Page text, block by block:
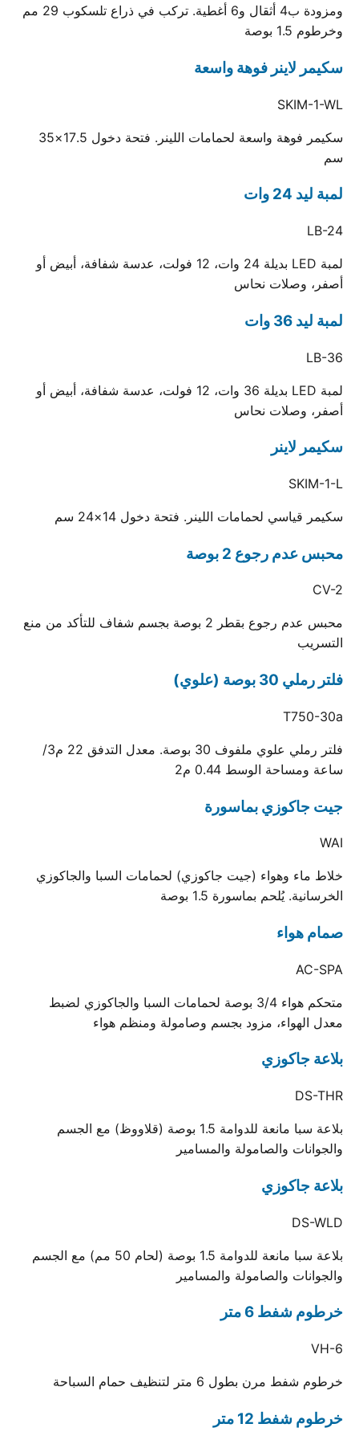
ومزودة ب4 أثقال و6 أغطية. تركب في ذراع تلسكوب 29 مم
وخرطوم 1.5 بوصة
سكيمر لاينر فوهة واسعة
SKIM-1-WL
سكيمر فوهة واسعة لحمامات اللينر. فتحة دخول 17.5×35
سم
لمبة ليد 24 وات
LB-24
لمبة LED بديلة 24 وات، 12 فولت، عدسة شفافة، أبيض أو
أصفر، وصلات نحاس
لمبة ليد 36 وات
LB-36
لمبة LED بديلة 36 وات، 12 فولت، عدسة شفافة، أبيض أو
أصفر، وصلات نحاس
سكيمر لاينر
SKIM-1-L
سكيمر قياسي لحمامات اللينر. فتحة دخول 14×24 سم
محبس عدم رجوع 2 بوصة
CV-2
محبس عدم رجوع بقطر 2 بوصة بجسم شفاف للتأكد من منع
التسريب
فلتر رملي 30 بوصة (علوي)
T750-30a
فلتر رملي علوي ملفوف 30 بوصة. معدل التدفق 22 م3/
ساعة ومساحة الوسط 0.44 م2
جيت جاكوزي بماسورة
WAI
خلاط ماء وهواء (جيت جاكوزي) لحمامات السبا والجاكوزي
الخرسانية. يُلحم بماسورة 1.5 بوصة
صمام هواء
AC-SPA
متحكم هواء 3/4 بوصة لحمامات السبا والجاكوزي لضبط
معدل الهواء، مزود بجسم وصامولة ومنظم هواء
بلاعة جاكوزي
DS-THR
بلاعة سبا مانعة للدوامة 1.5 بوصة (قلاووظ) مع الجسم
والجوانات والصامولة والمسامير
بلاعة جاكوزي
DS-WLD
بلاعة سبا مانعة للدوامة 1.5 بوصة (لحام 50 مم) مع الجسم
والجوانات والصامولة والمسامير
خرطوم شفط 6 متر
VH-6
خرطوم شفط مرن بطول 6 متر لتنظيف حمام السباحة
خرطوم شفط 12 متر